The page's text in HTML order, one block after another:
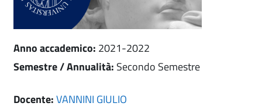
Anno accademico: 2021-2022
Semestre / Annualità: Secondo Semestre
Docente:VANNINI GIULIO